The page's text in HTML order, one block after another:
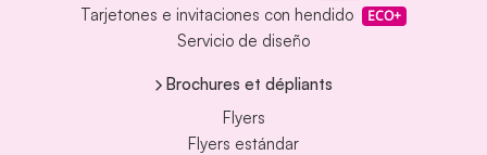
Tarjetones e invitaciones con hendido ECO+
Servicio de diseño
Brochures et dépliants
Flyers
Flyers estándar